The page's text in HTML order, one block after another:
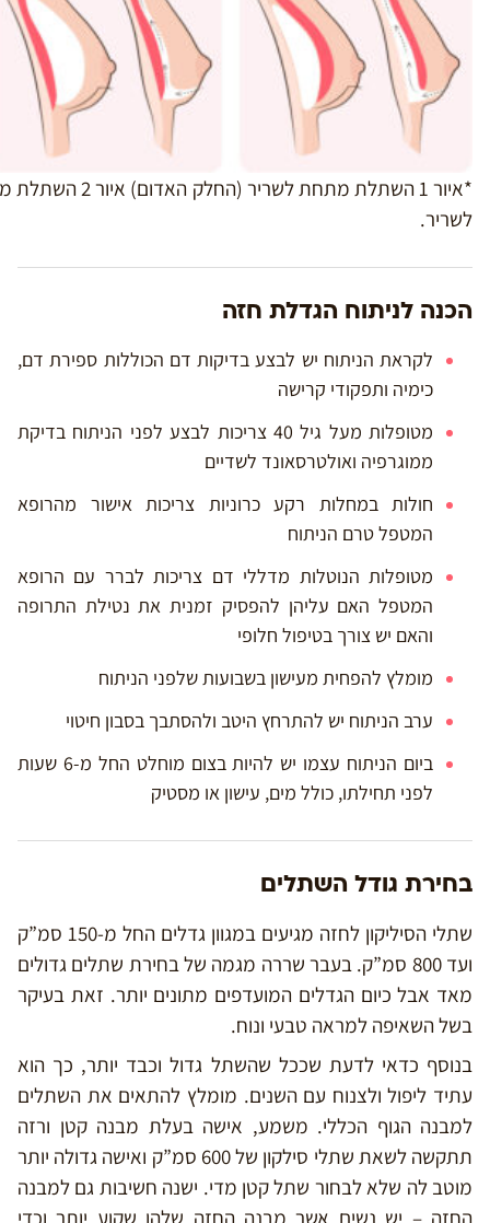
*איור 1 השתלת מתחת לשריר (החלק האדום)
לשריר.
הכנה לניתוח הגדלת חזה
לקראת הניתוח יש לבצע בדיקות דם הכוללות ספירת דם,
כימיה ותפקודי קרישה
מטופלות מעל גיל 40 צריכות לבצע לפני הניתוח בדיקת
ממוגרפיה ואולטרסאונד לשדיים
חולות במחלות רקע כרוניות צריכות אישור מהרופא
המטפל טרם הניתוח
מטופלות הנוטלות מדללי דם צריכות לברר עם הרופא
המטפל האם עליהן להפסיק זמנית את נטילת התרופה
והאם יש צורך בטיפול חלופי
מומלץ להפחית מעישון בשבועות שלפני הניתוח
ערב הניתוח יש להתרחץ היטב ולהסתבך בסבון חיטוי
ביום הניתוח עצמו יש להיות בצום מוחלט החל מ-6 שעות
לפני תחילתו, כולל מים, עישון או מסטיק
בחירת גודל השתלים
שתלי הסיליקון לחזה מגיעים במגוון גדלים החל מ-150 סמ”ק
ועד 800 סמ”ק. בעבר שררה מגמה של בחירת שתלים גדולים
מאד אבל כיום הגדלים המועדפים מתונים יותר. זאת בעיקר
בשל השאיפה למראה טבעי ונוח.
בנוסף כדאי לדעת שככל שהשתל גדול וכבד יותר, כך הוא
עתיד ליפול ולצנוח עם השנים. מומלץ להתאים את השתלים
למבנה הגוף הכללי. משמע, אישה בעלת מבנה קטן ורזה
תתקשה לשאת שתלי סילקון של 600 סמ”ק ואישה גדולה יותר
מוטב לה שלא לבחור שתל קטן מדי. ישנה חשיבות גם למבנה
החזה – יש נשים אשר מבנה החזה שלהן שקוע יותר וכדי